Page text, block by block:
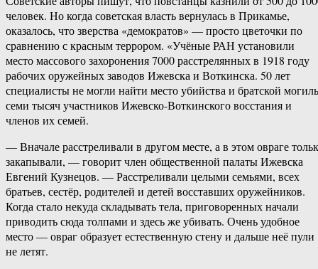
человек. Но когда советская власть вернулась в Прикамье,
оказалось, что зверства «демократов» — просто цветочки по
сравнению с красным террором. «Учёные РАН установили
место массового захоронения 7000 расстрелянных в 1918 году
рабочих оружейных заводов Ижевска и Воткинска. 50 лет
специалисты не могли найти место убийства и братской
семи тысяч участников Ижевско-Воткинского восстания и
членов их семей.
— Вначале расстреливали в другом месте, а в этом овраге
закапывали, — говорит член общественной палаты Ижевска
Евгений Кузнецов. — Расстреливали целыми семьями, всех
братьев, сестёр, родителей и детей восставших оружейников.
Когда стало некуда складывать тела, приговоренных начали
приводить сюда толпами и здесь же убивать. Очень удобное
место — овраг образует естественную стену и дальше неё пули
не летят.